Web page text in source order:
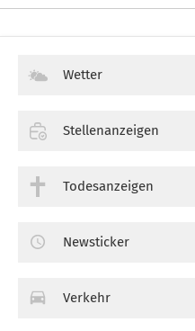
Wetter
Stellenanzeigen
Todesanzeigen
Newsticker
Verkehr